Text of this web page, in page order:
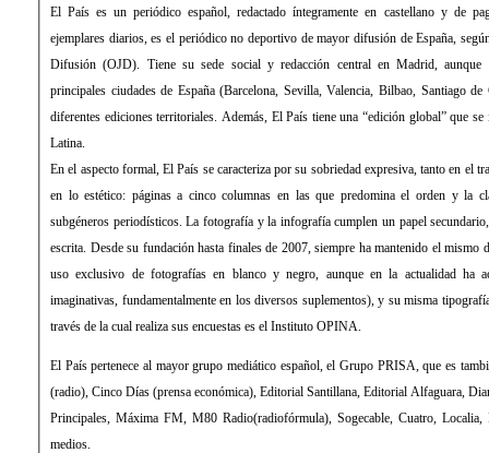
El País es un periódico español, redactado íntegramente en castellano y de
ejemplares diarios, es el periódico no deportivo de mayor difusión de España,
Difusión (OJD). Tiene su sede social y redacción central en Madrid, aunque
principales ciudades de España (Barcelona, Sevilla, Valencia, Bilbao, Santiago de
diferentes ediciones territoriales. Además, El País tiene una “edición global” que
Latina.
En el aspecto formal, El País se caracteriza por su sobriedad expresiva, tanto en el
en lo estético: páginas a cinco columnas en las que predomina el orden y la
subgéneros periodísticos. La fotografía y la infografía cumplen un papel
escrita. Desde su fundación hasta finales de 2007, siempre ha mantenido el mismo
uso exclusivo de fotografías en blanco y negro, aunque en la actualidad ha
imaginativas, fundamentalmente en los diversos suplementos), y su misma
través de la cual realiza sus encuestas es el Instituto OPINA.
El País pertenece al mayor grupo mediático español, el Grupo PRISA, que es
(radio), Cinco Días (prensa económica), Editorial Santillana, Editorial Alfaguara,
Principales, Máxima FM, M80 Radio(radiofórmula), Sogecable, Cuatro,
medios.